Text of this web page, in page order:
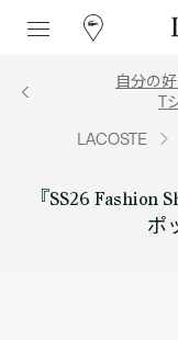
自分の
T
LACOSTE
『SS26
ポ